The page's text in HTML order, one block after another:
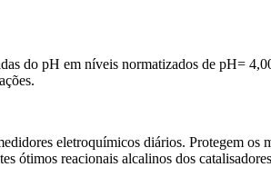
do pH em níveis normatizados de pH=
eletroquímicos diários. Protegem os
ótimos reacionais alcalinos dos